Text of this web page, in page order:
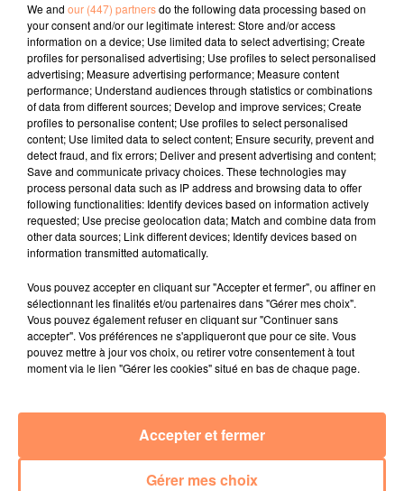
de dépistage ont également été multipliées. 700
opérations de contrôles sont prévues dans les
prochaines semaines dans les Bouches-du-Rhône.
fil actus
4 juillet 2022
Radio Star Live avec Dadju
27 juin 2022
Marseille : une application pour mettre en
relation extras et...
Le cocholed pour jouer à la pétanque
jusqu'au bout de la nuit !
10 mai 2022
Toulon : des quais électrifiés pour 2023 !
Cassis organise sa traditionnelle "Fête du vin"
Marseille : appel à témoins pour retrouver
We and our (447) partnersdo the following data processing based on
your consent and/or our legitimate interest: Store and/or access
information on a device; Use limited data to select advertising; Create
profiles for personalised advertising; Use profiles to select personalised
advertising; Measure advertising performance; Measure content
performance; Understand audiences through statistics or combinations
of data from different sources; Develop and improve services; Create
profiles to personalise content; Use profiles to select personalised
content; Use limited data to select content; Ensure security, prevent and
detect fraud, and fix errors; Deliver and present advertising and content;
Save and communicate privacy choices. These technologies may
process personal data such as IP address and browsing data to offer
following functionalities: Identify devices based on information actively
requested; Use precise geolocation data; Match and combine data from
other data sources; Link different devices; Identify devices based on
information transmitted automatically.
Vous pouvez accepter en cliquant sur "Accepter et fermer", ou affiner en
sélectionnant les finalités et/ou partenaires dans "Gérer mes choix".
Vous pouvez également refuser en cliquant sur "Continuer sans
accepter". Vos préférences ne s'appliqueront que pour ce site. Vous
pouvez mettre à jour vos choix, ou retirer votre consentement à tout
moment via le lien "Gérer les cookies" situé en bas de chaque page.
Gérer mes choix
Accepter et fermer